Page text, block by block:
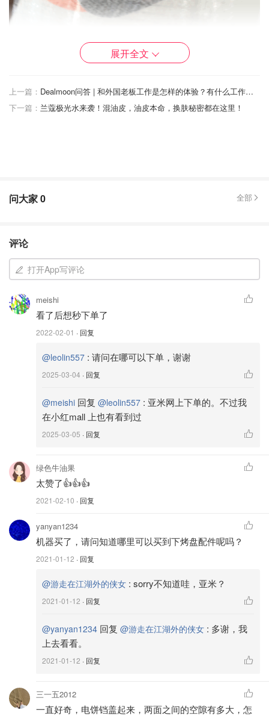
图片来自于@厨房里的侠女 ，版权属于原作者
图片来自于@厨房里的侠女 ，版权属于原作者
开箱开箱！
展开全文
上一篇：
Dealmoon问答 | 和外国老板工作是怎样的体验？有什么工作文化/理念上的不同？
下一篇： 兰蔻极光水来袭！混油皮，油皮本命，换肤秘密都在这里！
问大家0 全部
评论
打开App写评论
meishi
看了后想秒下单了
2022-02-01 · 回复
@leolin557 : 请问在哪可以下单，谢谢
2025-03-04 · 回复
@meishi 回复 @leolin557 : 亚米网上下单的。不过我
在小红mall 上也有看到过
2025-03-05 · 回复
绿色牛油果
太赞了👍👍👍
2021-02-10 · 回复
yanyan1234
机器买了，请问知道哪里可以买到下烤盘配件呢吗？
2021-01-12 · 回复
@游走在江湖外的侠女 : sorry不知道哇，亚米？
2021-01-12 · 回复
@yanyan1234 回复 @游走在江湖外的侠女 : 多谢，我
上去看看。
2021-01-12 · 回复
三一五2012
一直好奇，电饼铛盖起来，两面之间的空隙有多大，怎